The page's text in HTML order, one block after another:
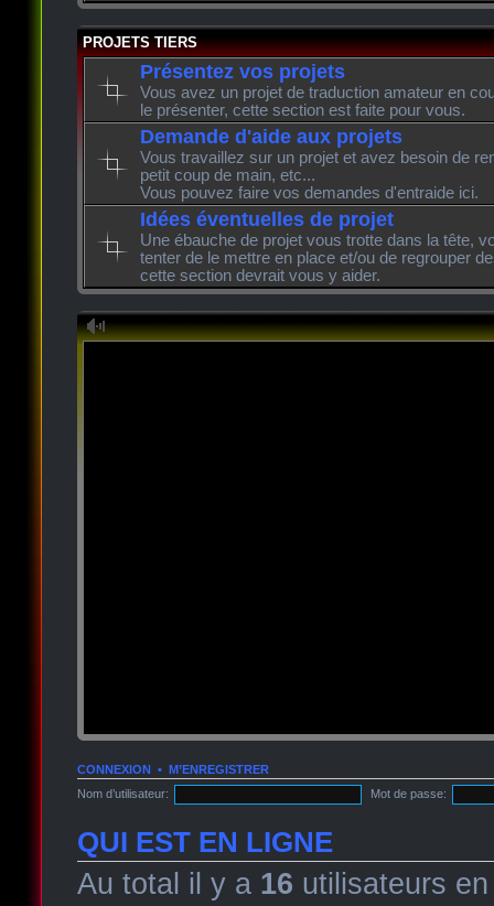
PROJETS TIERS
Présentez vos projets
Vous avez un projet de traduction amateur en
le présenter, cette section est faite pour vous.
Demande d'aide aux projets
Vous travaillez sur un projet et avez besoin de
petit coup de main, etc...
Vous pouvez faire vos demandes d'entraide ici.
Idées éventuelles de projet
Une ébauche de projet vous trotte dans la tête,
tenter de le mettre en place et/ou de regrouper
cette section devrait vous y aider.
CONNEXION • M’ENREGISTRER
Nom d’utilisateur:
Mot de passe:
QUI EST EN LIGNE
Au total il y a 16 utilisateurs